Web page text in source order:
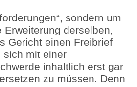
sondern um
Erweiterung derselben,
Gericht einen Freibrief
sich mit einer
inhaltlich erst gar
zu müssen. Denn